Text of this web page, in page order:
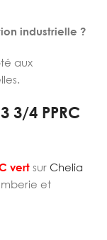
industrielle ?
aux
3/4 PPRC
vert sur Chelia
et